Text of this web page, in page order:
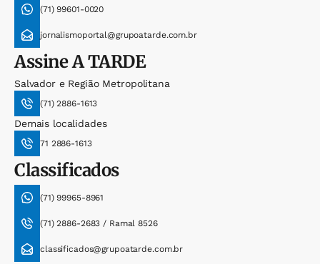
(71) 99601-0020
jornalismoportal@grupoatarde.com.br
AssineA TARDE
Salvador e Região Metropolitana
(71) 2886-1613
Demais localidades
71 2886-1613
Classificados
(71) 99965-8961
(71) 2886-2683 / Ramal 8526
classificados@grupoatarde.com.br